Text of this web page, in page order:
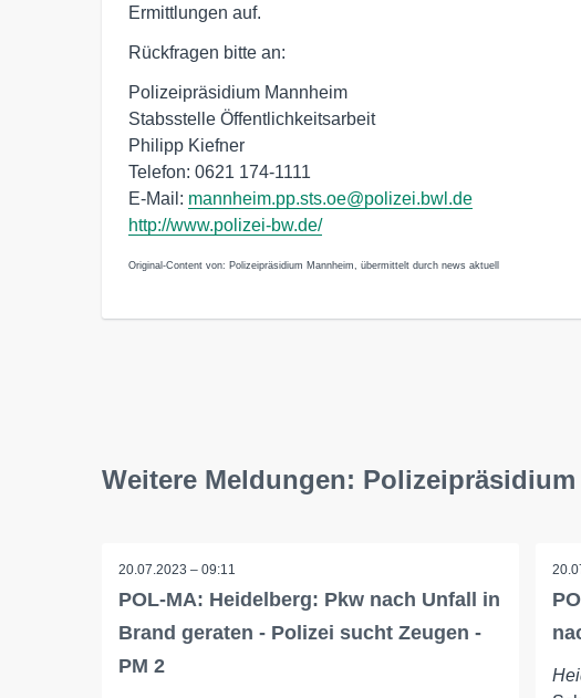
Ermittlungen auf.
Rückfragen bitte an:
Polizeipräsidium Mannheim
Stabsstelle Öffentlichkeitsarbeit
Philipp Kiefner
Telefon: 0621 174-1111
E-Mail: mannheim.pp.sts.oe@polizei.bwl.de
http://www.polizei-bw.de/
Original-Content von: Polizeipräsidium Mannheim, übermittelt durch news aktuell
Weitere Meldungen:
20.07.2023 – 09:11
POL-MA: Heidelberg: Pkw nach Unfall in
Brand geraten - Polizei sucht Zeugen -
PM 2